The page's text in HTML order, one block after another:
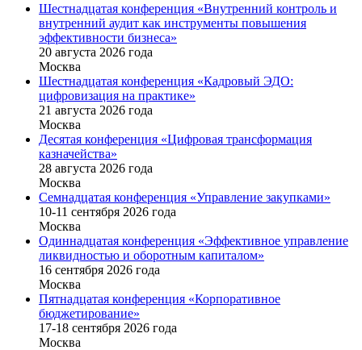
Шестнадцатая конференция «Внутренний контроль и
внутренний аудит как инструменты повышения
эффективности бизнеса»
20 августа 2026 года
Москва
Шестнадцатая конференция «Кадровый ЭДО:
цифровизация на практике»
21 августа 2026 года
Москва
Десятая конференция «Цифровая трансформация
казначейства»
28 августа 2026 года
Москва
Семнадцатая конференция «Управление закупками»
10-11 сентября 2026 года
Москва
Одиннадцатая конференция «Эффективное управление
ликвидностью и оборотным капиталом»
16 cентября 2026 года
Москва
Пятнадцатая конференция «Корпоративное
бюджетирование»
17-18 сентября 2026 года
Москва